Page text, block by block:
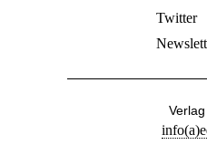
Twitter